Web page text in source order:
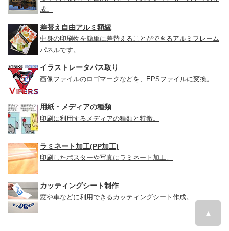
成。
差替え自由アルミ額縁
中身の印刷物を簡単に差替えることができるアルミフレーム
パネルです。
イラストレータパス取り
画像ファイルのロゴマークなどを、EPSファイルに変換。
用紙・メディアの種類
印刷に利用するメディアの種類と特徴。
ラミネート加工(PP加工)
印刷したポスターや写真にラミネート加工。
カッティングシート制作
窓や車などに利用できるカッティングシート作成。
▲